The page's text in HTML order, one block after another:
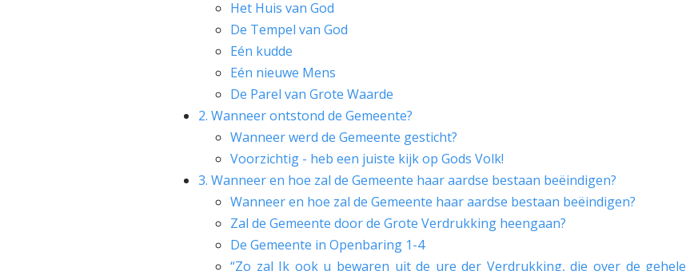
Het Huis van God
De Tempel van God
Eén kudde
Eén nieuwe Mens
De Parel van Grote Waarde
2. Wanneer ontstond de Gemeente?
Wanneer werd de Gemeente gesticht?
Voorzichtig - heb een juiste kijk op Gods Volk!
3. Wanneer en hoe zal de Gemeente haar aardse bestaan beëindigen?
Wanneer en hoe zal de Gemeente haar aardse bestaan beëindigen?
Zal de Gemeente door de Grote Verdrukking heengaan?
De Gemeente in Openbaring 1-4
“Zo zal Ik ook u bewaren uit de ure der Verdrukking, die over de gehele